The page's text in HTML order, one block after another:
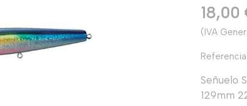
18,00
(IVA
Referencia:
Señuelo
129mm